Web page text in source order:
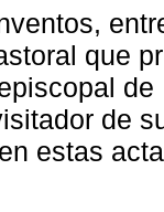
que
de
estas